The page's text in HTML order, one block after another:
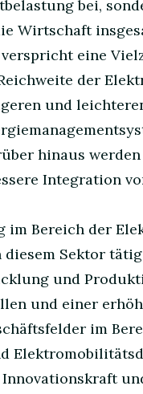
bei,
Wirtschaft
eine
der
und
hinaus
Integration
im Bereich der
Sektor
und
und einer
im